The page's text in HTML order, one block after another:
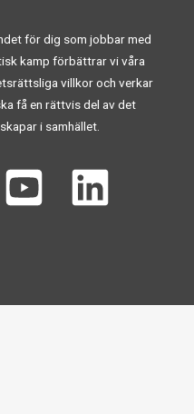
för dig som jobbar med
kamp förbättrar vi våra
villkor och verkar
få en rättvis del av det
i samhället.